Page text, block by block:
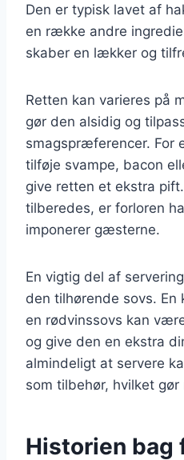
Den er typisk lavet af
en række andre
skaber en lækker og
Retten kan varieres på
gør den alsidig og
smagspræferencer. For
tilføje svampe, bacon
give retten et ekstra
tilberedes, er forloren
imponerer gæsterne.
En vigtig del af
den tilhørende sovs. En
en rødvinssovs kan
og give den en ekstra
almindeligt at servere
som tilbehør, hvilket
Historien bag